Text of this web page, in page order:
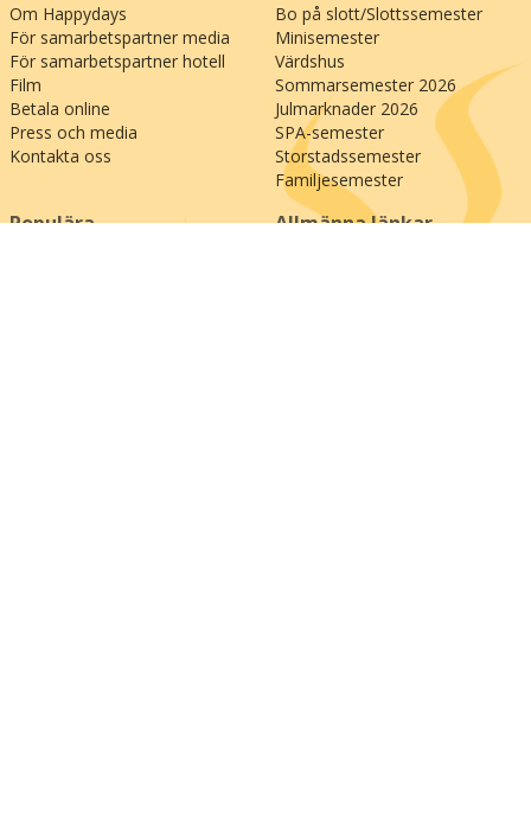
Om Happydays
För samarbetspartner media
För samarbetspartner hotell
Film
Betala online
Press och media
Kontakta oss
Bo på slott/Slottssemester
Minisemester
Värdshus
Sommarsemester 2026
Julmarknader 2026
SPA-semester
Storstadssemester
Familjesemester
Populära
Allmänna länkar